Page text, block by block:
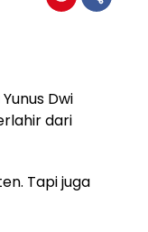
Dwi
dari
Tapi juga